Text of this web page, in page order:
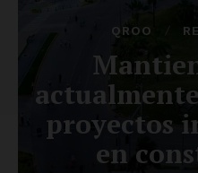
QROO
proyectos
en